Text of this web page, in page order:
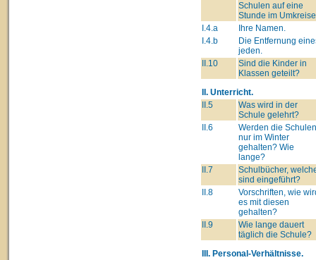
Schulen auf eine
Stunde im
I.4.a
Ihre Namen.
I.4.b
Die Entfernung
jeden.
II.10
Sind die Kinder in
Klassen geteilt?
II. Unterricht.
II.5
Was wird in der
Schule gelehrt?
II.6
Werden die Schulen
nur im Winter
gehalten? Wie
lange?
II.7
Schulbücher,
sind eingeführt?
II.8
Vorschriften, wie
es mit diesen
gehalten?
II.9
Wie lange dauert
täglich die Schule?
III. Personal-Verhältnisse.